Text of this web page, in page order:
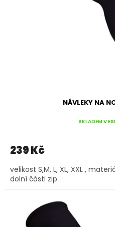
NÁVLEKY NA
SKLADEM V
239 Kč
velikost S,M, L, XL, XXL ,
dolní části zip